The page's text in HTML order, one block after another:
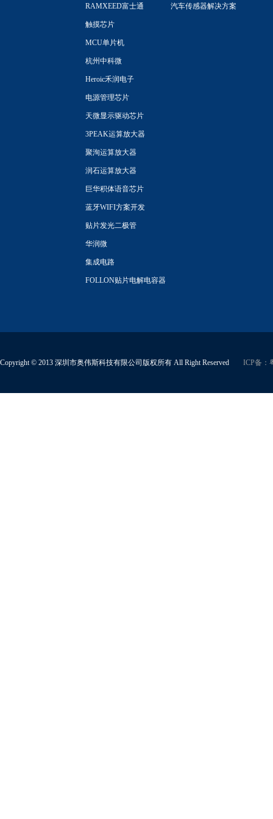
RAMXEED富士通
触摸芯片
MCU单片机
杭州中科微
Heroic禾润电子
电源管理芯片
天微显示驱动芯片
3PEAK运算放大器
聚洵运算放大器
润石运算放大器
巨华积体语音芯片
蓝牙WIFI方案开发
贴片发光二极管
华润微
集成电路
FOLLON贴片电解电容器
汽车传感器解决方案
Copyright © 2013 深圳市奥伟斯科技有限公司版权所有 All Right Reserved ICP备：